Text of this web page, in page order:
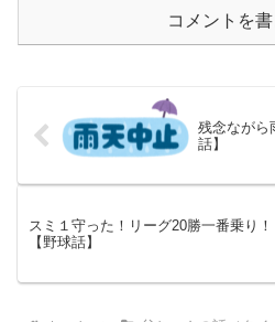
コメントを
残念ながら
話】
スミ１守った！リーグ20勝一番乗り！
【野球話】